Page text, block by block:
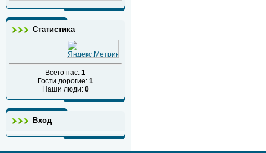
Статистика
Всего нас: 1
Гости дорогие: 1
Наши люди: 0
Вход